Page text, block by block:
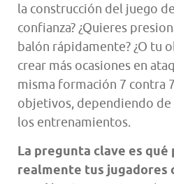
la construcción del juego
confianza? ¿Quieres
balón rápidamente? ¿O tu
crear más ocasiones en
misma formación 7 contra
objetivos, dependiendo
los entrenamientos.
La pregunta clave es qué
realmente tus jugadores